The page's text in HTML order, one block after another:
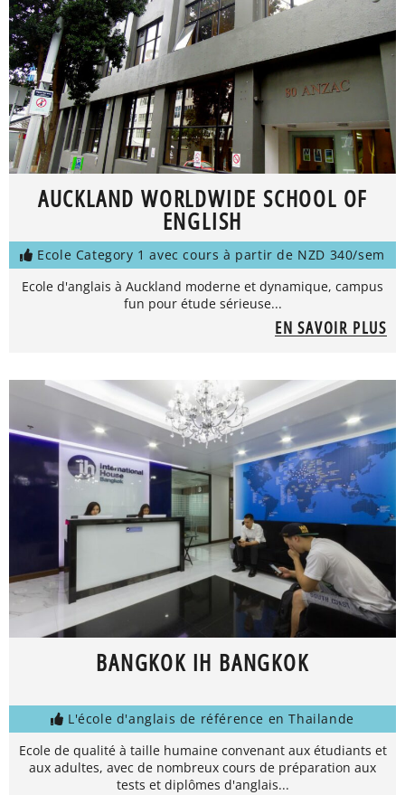
AUCKLAND WORLDWIDE SCHOOL OF
ENGLISH
Ecole Category 1 avec cours à partir de NZD 340/sem
Ecole d'anglais à Auckland moderne et dynamique, campus
fun pour étude sérieuse...
EN SAVOIR PLUS
BANGKOK IH BANGKOK
L'école d'anglais de référence en Thailande
Ecole de qualité à taille humaine convenant aux étudiants et
aux adultes, avec de nombreux cours de préparation aux
tests et diplômes d'anglais...